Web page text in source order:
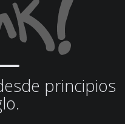
principios